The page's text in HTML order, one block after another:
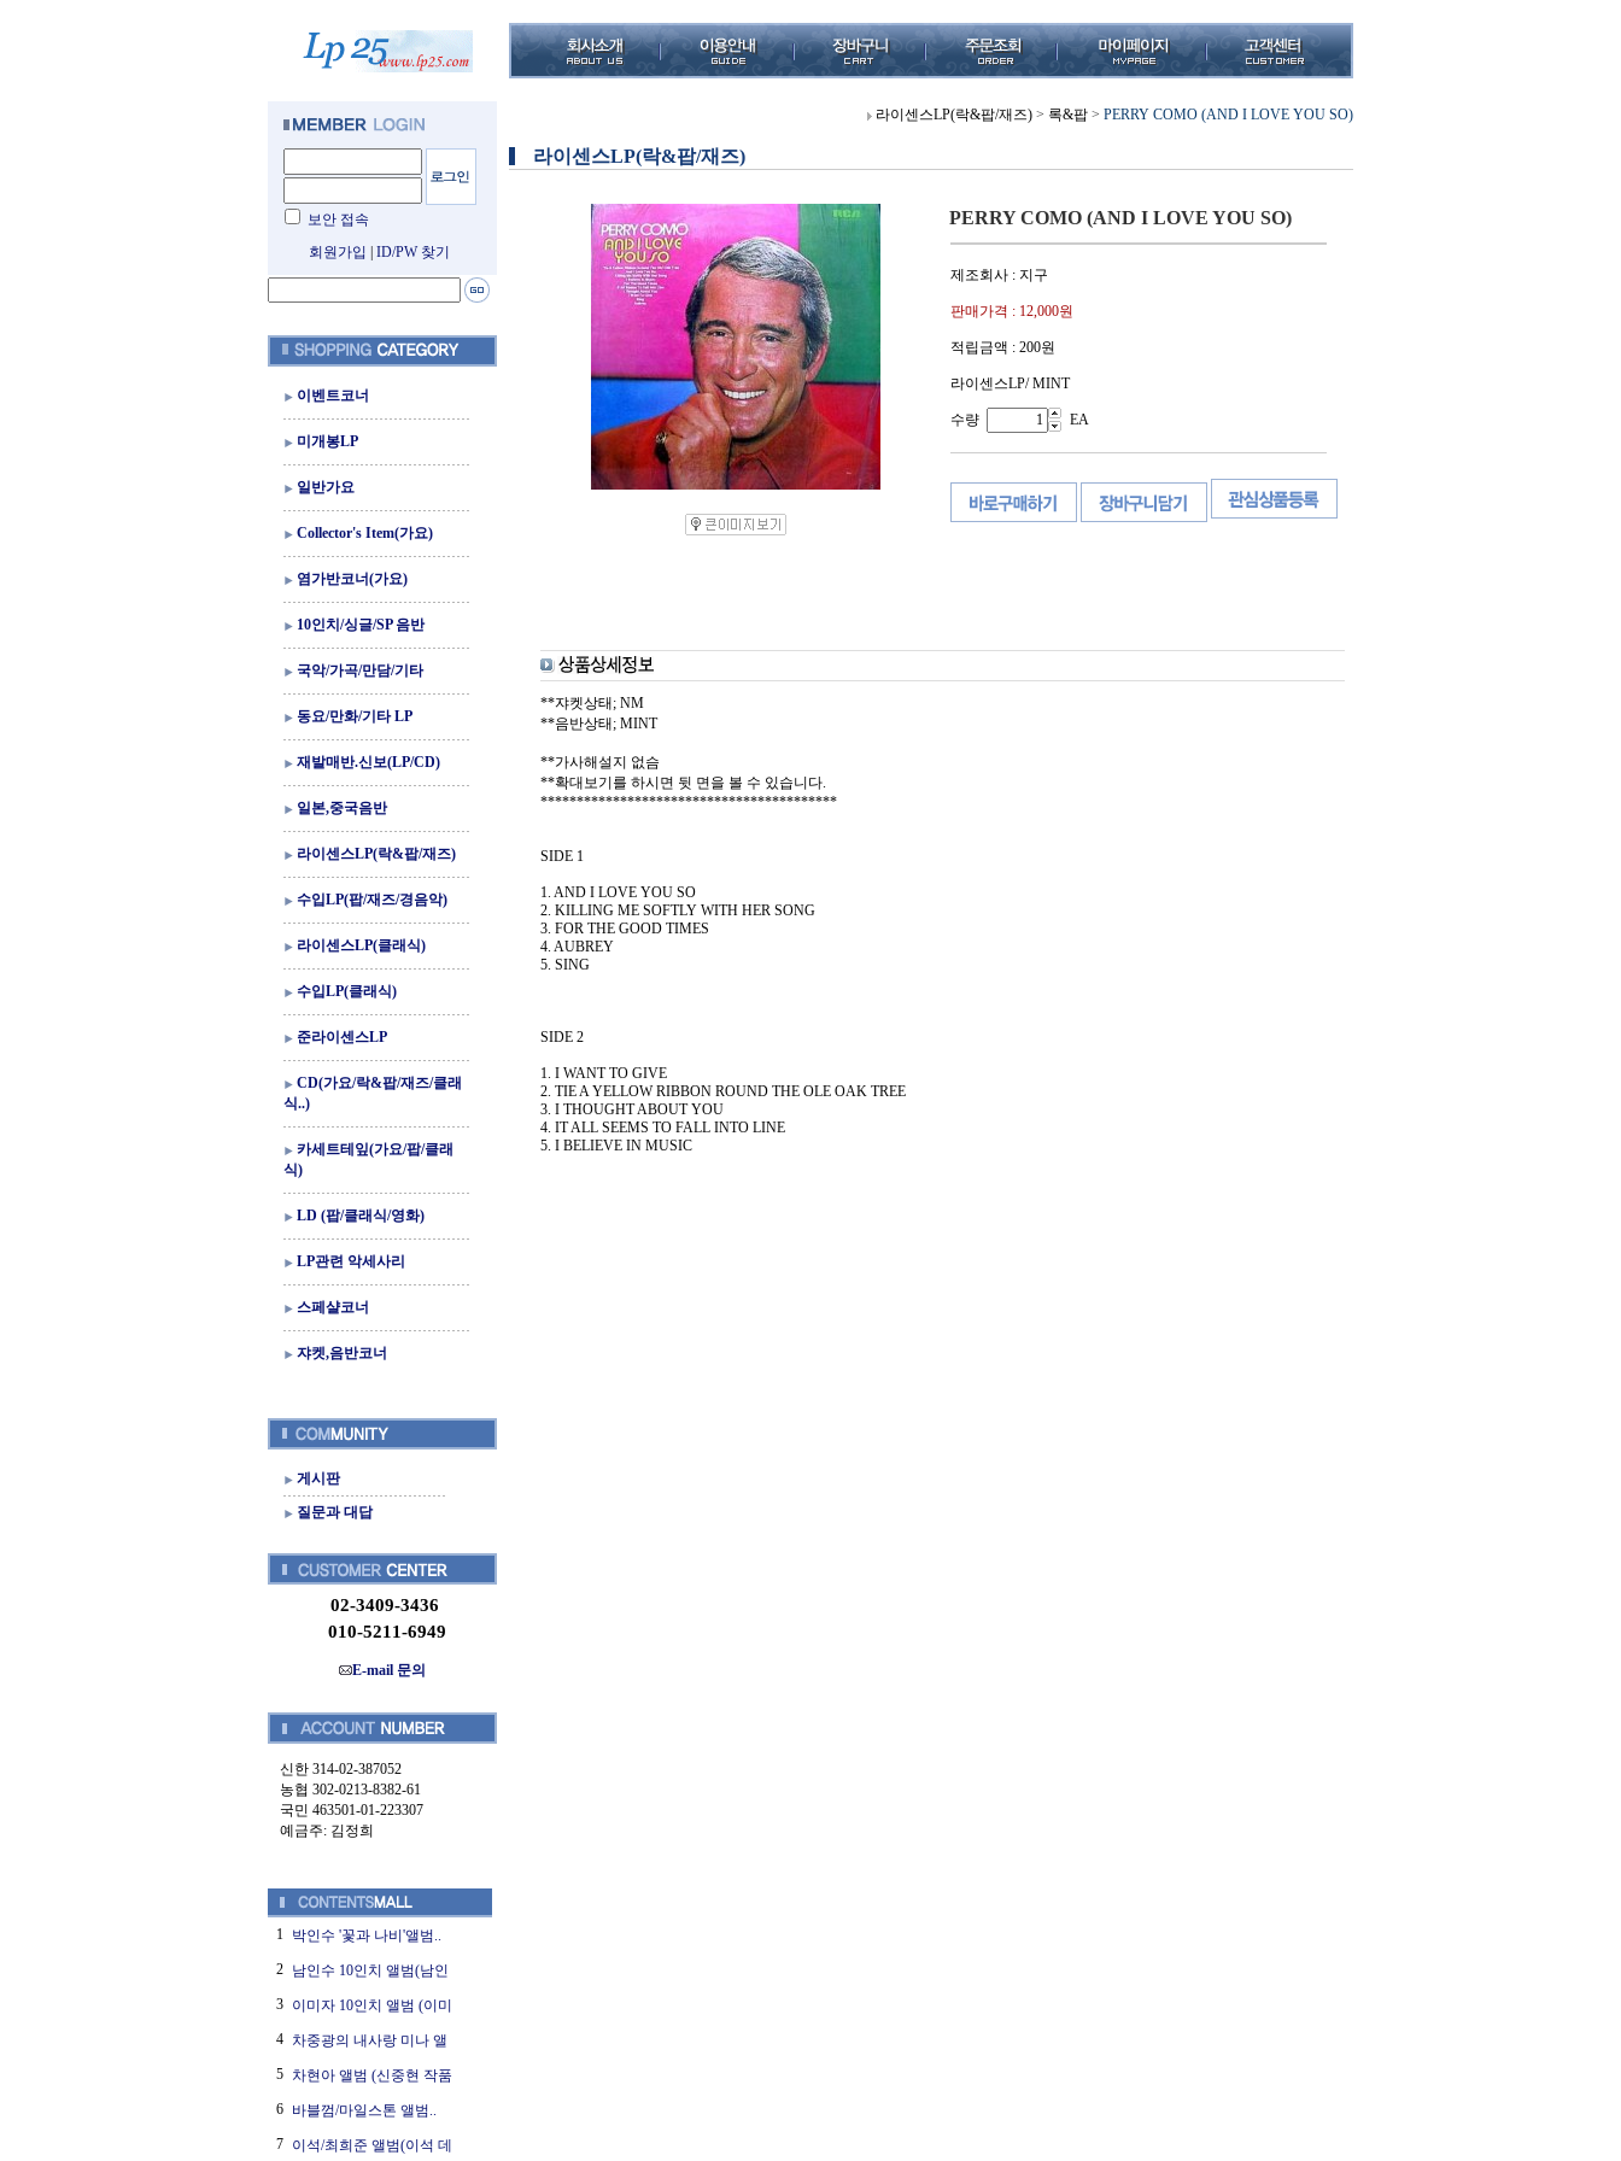
보안 접속
회원가입
ID/PW 찾기
이벤트코너
미개봉LP
일반가요
Collector's Item(가요)
염가반코너(가요)
10인치/싱글/SP 음반
국악/가곡/만담/기타
동요/만화/기타 LP
재발매반.신보(LP/CD)
일본,중국음반
라이센스LP(락&팝/재즈)
수입LP(팝/재즈/경음악)
라이센스LP(클래식)
수입LP(클래식)
준라이센스LP
CD(가요/락&팝/재즈/클래
식..)
카세트테잎(가요/팝/클래
식)
LD (팝/클래식/영화)
LP관련 악세사리
스페샬코너
쟈켓,음반코너
게시판
질문과 대답
02-3409-3436
010-5211-6949
E-mail 문의
신한 314-02-387052
농협 302-0213-8382-61
국민 463501-01-223307
예금주: 김정희
1 박인수 '꽃과 나비'앨범..
2 남인수 10인치 앨범(남인
3 이미자 10인치 앨범 (이미
4 차중광의 내사랑 미나 앨
5 차현아 앨범 (신중현 작품
6 바블껌/마일스톤 앨범..
7 이석/최희준 앨범(이석 데
라이센스LP(락&팝/재즈) > 록&팝 > PERRY COMO (AND I LOVE YOU SO)
라이센스LP(락&팝/재즈)
PERRY COMO (AND I LOVE YOU SO)
제조회사 : 지구
판매가격 : 12,000원
적립금액 : 200원
라이센스LP/ MINT
수량 EA
**쟈켓상태; NM
**음반상태; MINT
**가사해설지 없슴
**확대보기를 하시면 뒷 면을 볼 수 있습니다.
*****************************************
SIDE 1
1. AND I LOVE YOU SO
2. KILLING ME SOFTLY WITH HER SONG
3. FOR THE GOOD TIMES
4. AUBREY
5. SING
SIDE 2
1. I WANT TO GIVE
2. TIE A YELLOW RIBBON ROUND THE OLE OAK TREE
3. I THOUGHT ABOUT YOU
4. IT ALL SEEMS TO FALL INTO LINE
5. I BELIEVE IN MUSIC